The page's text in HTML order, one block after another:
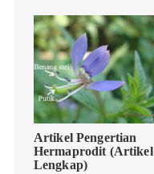
Artikel Pengertian
Hermaprodit (Artikel
Lengkap)